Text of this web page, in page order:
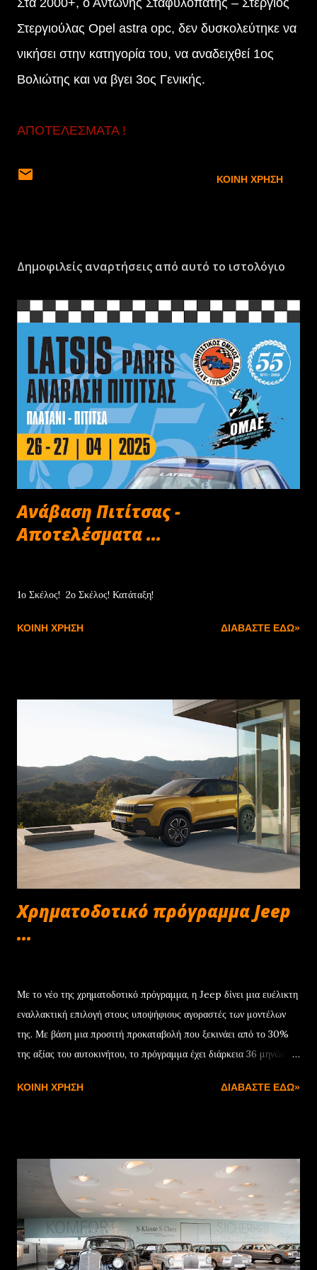
Στα 2000+, ο Αντώνης Σταφυλοπάτης – Στέργιος
Στεργιούλας Opel astra opc, δεν δυσκολεύτηκε να
νικήσει στην κατηγορία του, να αναδειχθεί 1ος
Βολιώτης και να βγει 3ος Γενικής.
ΑΠΟΤΕΛΕΣΜΑΤΑ !
ΚΟΙΝΉ ΧΡΉΣΗ
Δημοφιλείς αναρτήσεις από αυτό το ιστολόγιο
Ανάβαση Πιτίτσας -
Αποτελέσματα ...
1ο Σκέλος! 2ο Σκέλος! Κατάταξη!
ΚΟΙΝΉ ΧΡΉΣΗ ΔΙΑΒΆΣΤΕ ΕΔΏ»
Χρηματοδοτικό πρόγραμμα Jeep
...
Με το νέο της χρηματοδοτικό πρόγραμμα, η Jeep δίνει μια ευέλικτη
εναλλακτική επιλογή στους υποψήφιους αγοραστές των μοντέλων
της. Με βάση μια προσιτή προκαταβολή που ξεκινάει από το 30%
της αξίας του αυτοκινήτου, το πρόγραμμα έχει διάρκεια 36 μηνών
ολοκληρωθεί η προγραμματισμένη διάρκεια της χρηματοδότησης, ο
του αυτοκινήτου, ενώ η τρίτη αφορά στην επιστροφή με
προσυμφωνημένη αξία που θα χρησιμοποιηθεί ως προκαταβολή για
την αγορά ενός νέου Jeep. Με βάση αυτά τα δεδομένα, το Jeep
Avenger στην έκδοση με τον κινητήρα 100 HP γίνεται δικό σας με
μόνο €252/μήνα , ενώ για τα Renegade και Compass e-Hybrid
ΚΟΙΝΉ ΧΡΉΣΗ ΔΙΑΒΆΣΤΕ ΕΔΏ»